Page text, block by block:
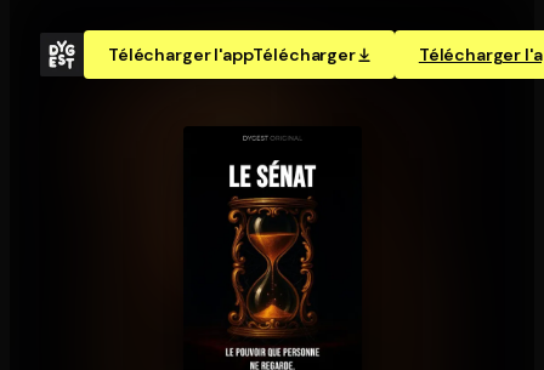
Télécharger l'appTélécharger Télécharger